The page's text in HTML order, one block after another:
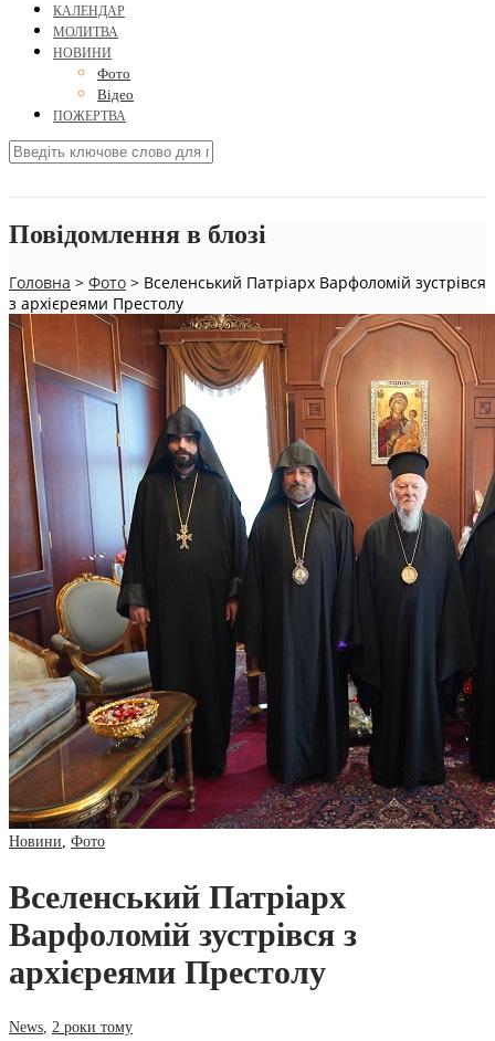
КАЛЕНДАР
МОЛИТВА
НОВИНИ
Фото
Відео
ПОЖЕРТВА
Повідомлення в блозі
Головна > Фото > Вселенський Патріарх Варфоломій зустрівся
з архієреями Престолу
Новини Фото
Вселенський Патріарх
Варфоломій зустрівся з
архієреями Престолу
News 2 роки тому